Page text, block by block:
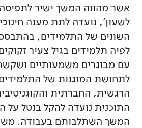
אשר מהווה המשך ישיר
לשעון', נועדה לתת מענה
השונים של התלמידים,
לפיה תלמידים בגיל צעיר
עם מבוגרים משמעותיים
לתחושת המוגנות של
הרגשית, החברתית
התוכנית נועדה להקל בנטל על
המשך השתלבותם בעבודה.